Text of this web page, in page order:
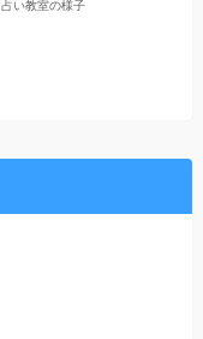
占い教室の様子